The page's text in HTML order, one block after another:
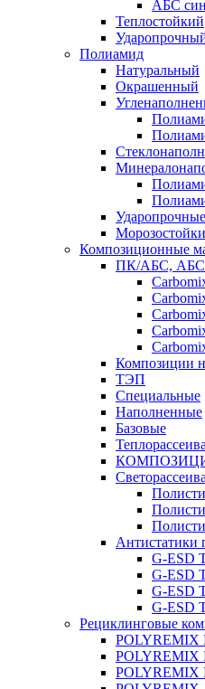
АБС
Теплостойкий
Полиамид
Натуральный
Окрашенный
Ударопрочные
Композиционные
ПК/АБС,
Композиции
ТЭП
Специальные
Наполненные
Базовые
Антистатики
G-ESD
G-ESD
G-ESD
G-ESD
Рециклинговые